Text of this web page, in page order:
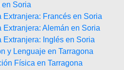
en Soria
Extranjera: Francés en Soria
Extranjera: Alemán en Soria
Extranjera: Inglés en Soria
y Lenguaje en Tarragona
Física en Tarragona